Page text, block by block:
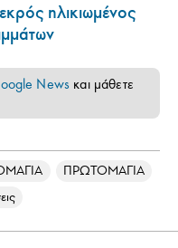
ηλικιωμένος
News και μάθετε
ΠΡΩΤΟΜΑΓΙΑ